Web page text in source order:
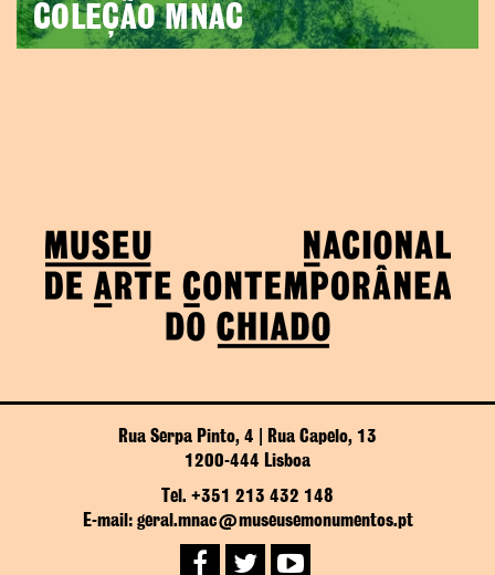
COLEÇÃO MNAC
Rua Serpa Pinto, 4 | Rua Capelo, 13
1200-444 Lisboa
Tel. +351 213 432 148
E-mail: geral.mnac@museusemonumentos.pt